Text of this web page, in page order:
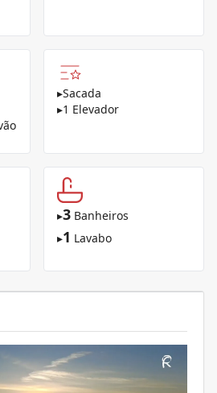
▸Sacada
▸1 Elevador
▸3 Banheiros
▸1 Lavabo